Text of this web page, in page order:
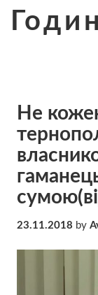
Не
23.11.2018 by